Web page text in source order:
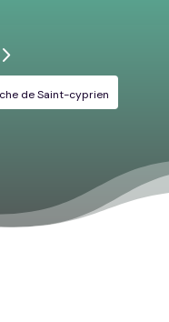
5
de Saint-cyprien